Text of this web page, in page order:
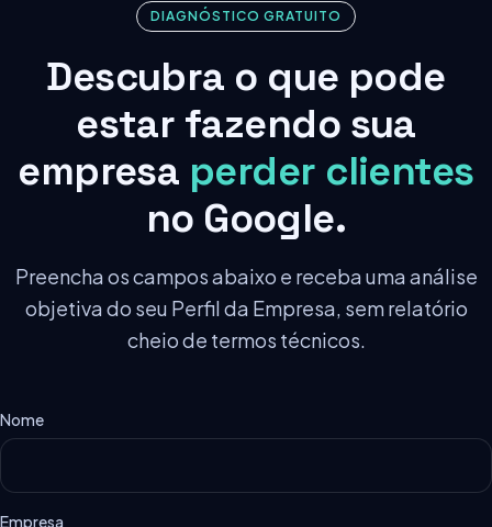
DIAGNÓSTICO GRATUITO
Descubra o que pode
estar fazendo sua
empresa perder clientes
no Google.
Preencha os campos abaixo e receba uma análise
objetiva do seu Perfil da Empresa, sem relatório
cheio de termos técnicos.
Nome
Empresa